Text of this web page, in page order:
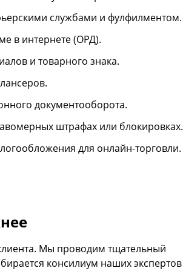
службами и фулфилментом.
в интернете (ОРД).
и товарного знака.
документооборота.
штрафах или блокировках.
для онлайн-торговли.
Мы проводим тщательный
консилиум наших экспертов